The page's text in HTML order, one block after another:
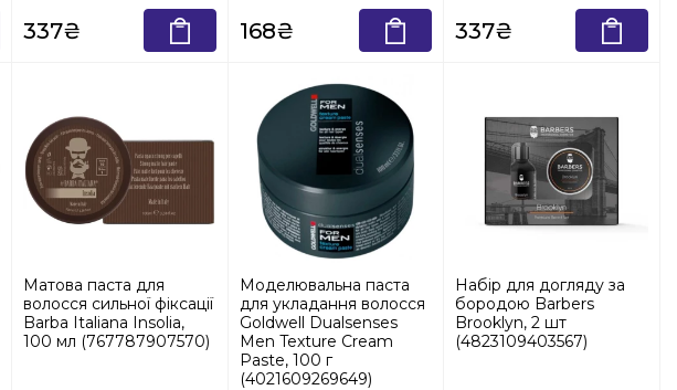
337₴ 168₴ 337₴
Матова паста для
волосся сильної фіксації
Barba Italiana Insolia,
100 мл (767787907570)
Моделювальна паста
для укладання волосся
Goldwell Dualsenses
Men Texture Cream
Paste, 100 г
(4021609269649)
Набір для догляду за
бородою Barbers
Brooklyn, 2 шт
(4823109403567)